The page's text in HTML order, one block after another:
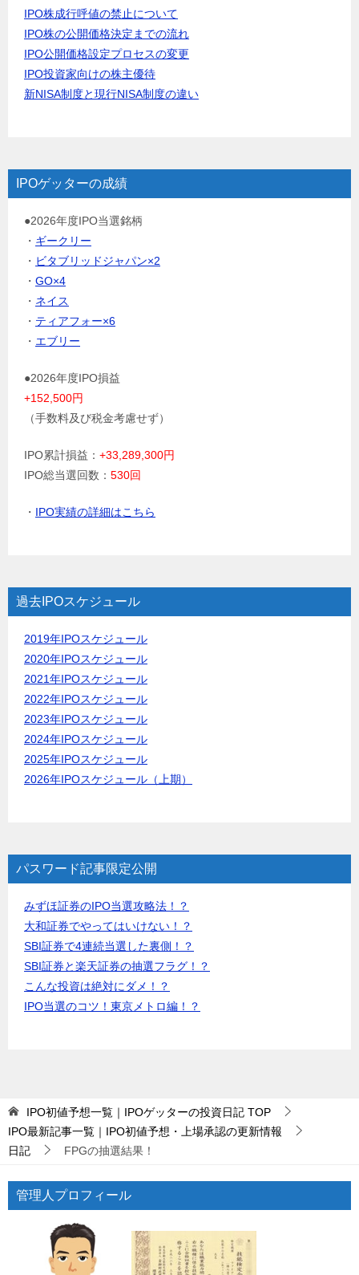
IPO株成行呼値の禁止について
IPO株の公開価格決定までの流れ
IPO公開価格設定プロセスの変更
IPO投資家向けの株主優待
新NISA制度と現行NISA制度の違い
IPOゲッターの成績
●2026年度IPO当選銘柄
・ ギークリー
・ ビタブリッドジャパン×2
・ GO×4
・ ネイス
・ ティアフォー×6
・ エブリー
●2026年度IPO損益
+152,500円
（手数料及び税金考慮せず）
IPO累計損益： +33,289,300円
IPO総当選回数： 530回
・ IPO実績の詳細はこちら
過去IPOスケジュール
2019年IPOスケジュール
2020年IPOスケジュール
2021年IPOスケジュール
2022年IPOスケジュール
2023年IPOスケジュール
2024年IPOスケジュール
2025年IPOスケジュール
2026年IPOスケジュール（上期）
パスワード記事限定公開
みずほ証券のIPO当選攻略法！？
大和証券でやってはいけない！？
SBI証券で4連続当選した裏側！？
SBI証券と楽天証券の抽選フラグ！？
こんな投資は絶対にダメ！？
IPO当選のコツ！東京メトロ編！？
IPO初値予想一覧｜IPOゲッターの投資日記 TOP
IPO最新記事一覧｜IPO初値予想・上場承認の更新情報
日記
FPGの抽選結果！
管理人プロフィール